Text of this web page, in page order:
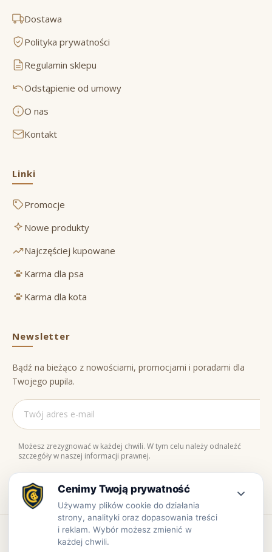
Dostawa
Polityka prywatności
Regulamin sklepu
Odstąpienie od umowy
O nas
Kontakt
Linki
Promocje
Nowe produkty
Najczęściej kupowane
Karma dla psa
Karma dla kota
Newsletter
Bądź na bieżąco z nowościami, promocjami i poradami dla
Twojego pupila.
Możesz zrezygnować w każdej chwili. W tym celu należy odnaleźć
szczegóły w naszej informacji prawnej.
Naturalne składniki
100% jakości Zaufaj nam
Copyright © www.prowiant.pl · powered by apify.pl
Bezpieczne płatności